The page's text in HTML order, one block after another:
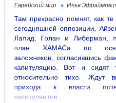
Еврейский мир Илья
Там прекрасно помнят, как
сегодняшней оппозиции,
Лапид, Голан и Либерман,
план ХАМАСа по
заложников, согласившись
капитуляцию. Вот и сидят
относительно тихо. Ждут
прихода к власти
капитулянтов…